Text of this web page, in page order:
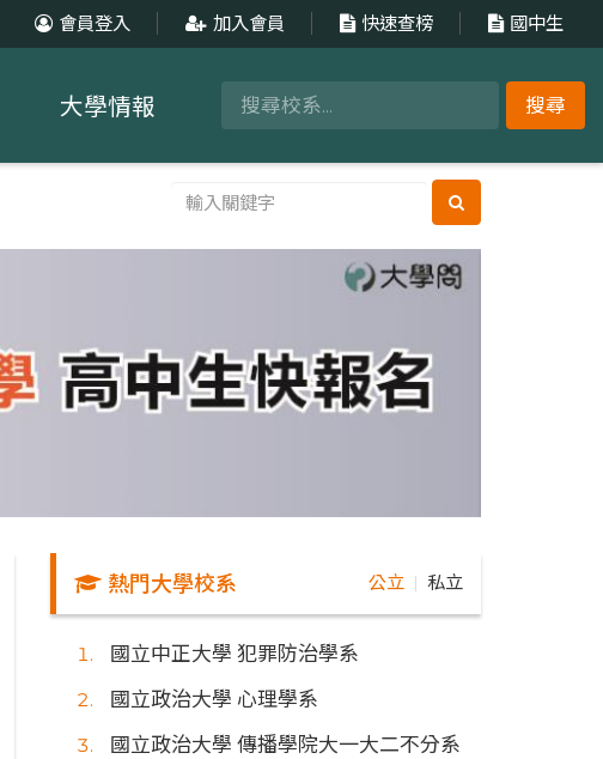
會員登入 加入會員 快速查榜 國中生
搜尋
大學情報
熱門大學校系 公立 私立
國立中正大學 犯罪防治學系
國立政治大學 心理學系
國立政治大學 傳播學院大一大二不分系